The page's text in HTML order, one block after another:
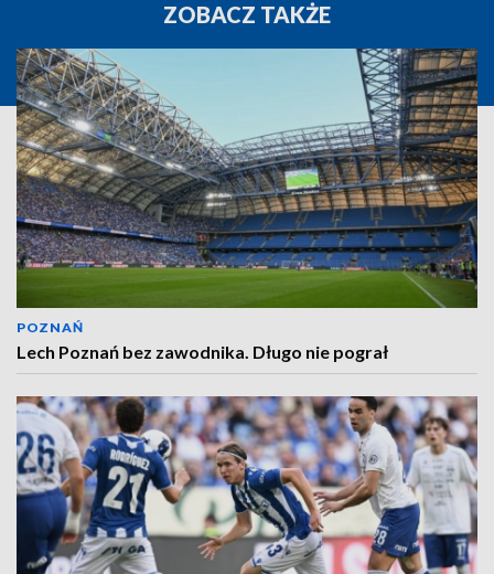
ZOBACZ TAKŻE
POZNAŃ
Lech Poznań bez zawodnika. Długo nie pograł